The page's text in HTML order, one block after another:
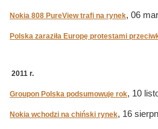
Nokia 808 PureView trafi na rynek, 06
Polska zaraziła Europę protestami
2011 r.
Groupon Polska podsumowuje rok, 10
Nokia wchodzi na chiński rynek, 16